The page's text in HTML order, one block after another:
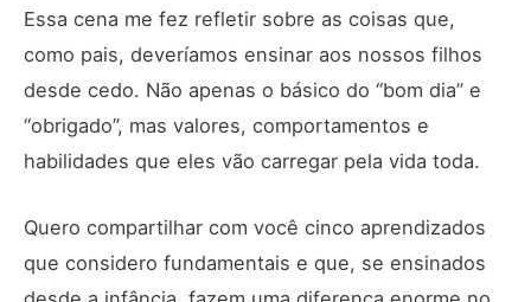
Essa cena me fez refletir sobre as coisas que,
como pais, deveríamos ensinar aos nossos filhos
desde cedo. Não apenas o básico do “bom dia” e
“obrigado”, mas valores, comportamentos e
habilidades que eles vão carregar pela vida toda.
Quero compartilhar com você cinco aprendizados
que considero fundamentais e que, se ensinados